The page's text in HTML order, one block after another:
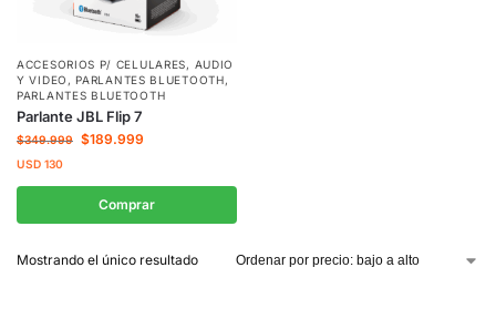
ACCESORIOS P/ CELULARES, AUDIO
Y VIDEO ,PARLANTES BLUETOOTH,
PARLANTES BLUETOOTH
Parlante JBL Flip 7
$349.999 $189.999
USD 130
Comprar
Mostrando el único resultado